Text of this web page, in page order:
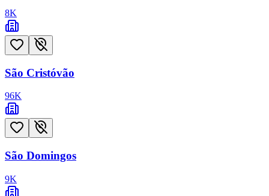
8K
São Cristóvão
96K
São Domingos
9K